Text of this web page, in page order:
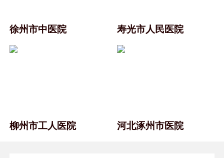
徐州市中医院 寿光市人民医院
柳州市工人医院 河北涿州市医院